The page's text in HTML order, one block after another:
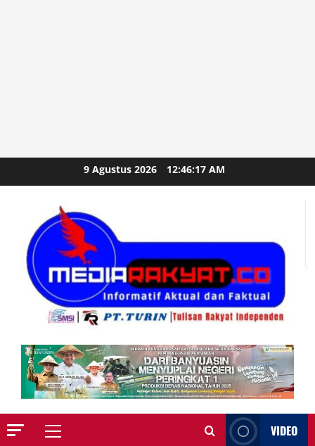
to
9 Agustus 2026 12:46:19 AM
Primary
VIDEO